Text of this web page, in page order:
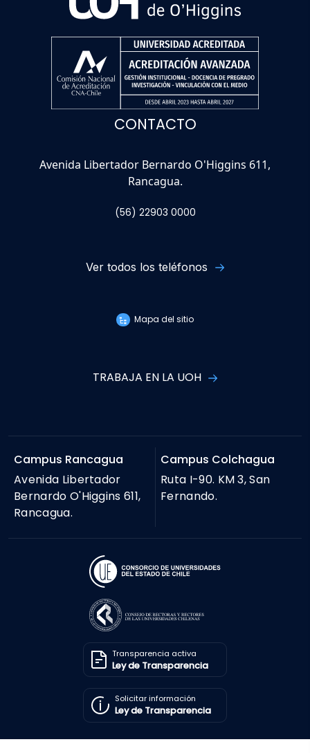
CONTACTO
Avenida Libertador Bernardo O'Higgins 611,
Rancagua.
(56) 22903 0000
Ver todos los teléfonos
Mapa del sitio
TRABAJA EN LA UOH
Campus Rancagua
Avenida Libertador
Bernardo O'Higgins 611,
Rancagua.
Campus Colchagua
Ruta I-90. KM 3, San
Fernando.
Transparencia activa
Ley de Transparencia
Solicitar información
Ley de Transparencia